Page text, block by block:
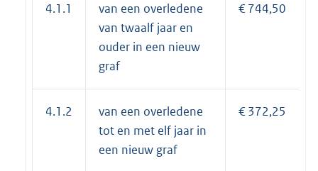
4.1.1
van een overledene
van twaalf jaar en
ouder in een nieuw
graf
€ 744,50
4.1.2
van een overledene
tot en met elf jaar in
een nieuw graf
€ 372,25